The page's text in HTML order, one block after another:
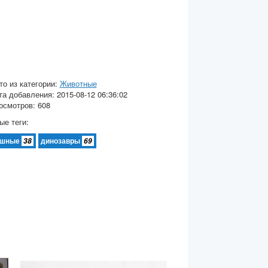
из категории: Животные
добавления: 2015-08-12 06:36:02
608
теги:
38 динозавры 69